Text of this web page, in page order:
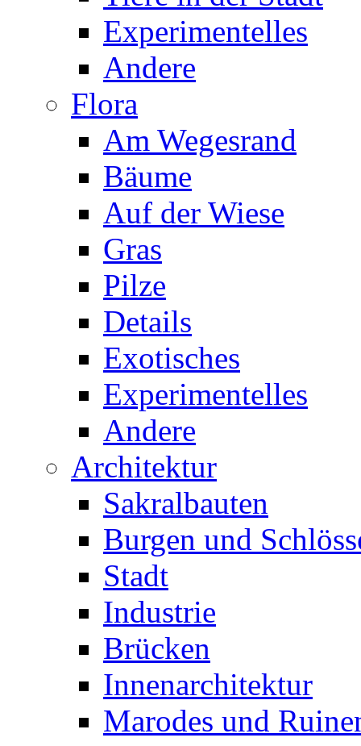
Experimentelles
Andere
Flora
Am Wegesrand
Bäume
Auf der Wiese
Gras
Pilze
Details
Exotisches
Experimentelles
Andere
Architektur
Sakralbauten
Burgen und
Stadt
Industrie
Brücken
Innenarchitektur
Marodes und